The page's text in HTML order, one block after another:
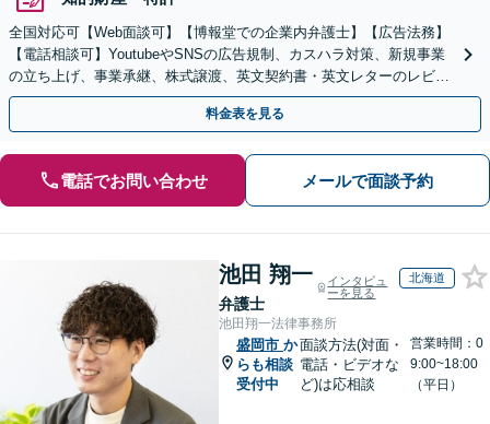
全国対応可【Web面談可】【博報堂での企業内弁護士】【広告法務】
【電話相談可】YoutubeやSNSの広告規制、カスハラ対策、新規事業
の立ち上げ、事業承継、株式譲渡、英文契約書・英文レターのレビュ
ー・ドラフトなどに対応。
料金表を見る
電話でお問い合わせ メールで面談予約
池田 翔一
弁護士
インタビュ
ーを見る
北海道
池田翔一法律事務所
盛岡市 か
らも相談
受付中
面談方法(対面・
電話・ビデオな
ど)は応相談
営業時間：0
9:00~18:00
（平日）